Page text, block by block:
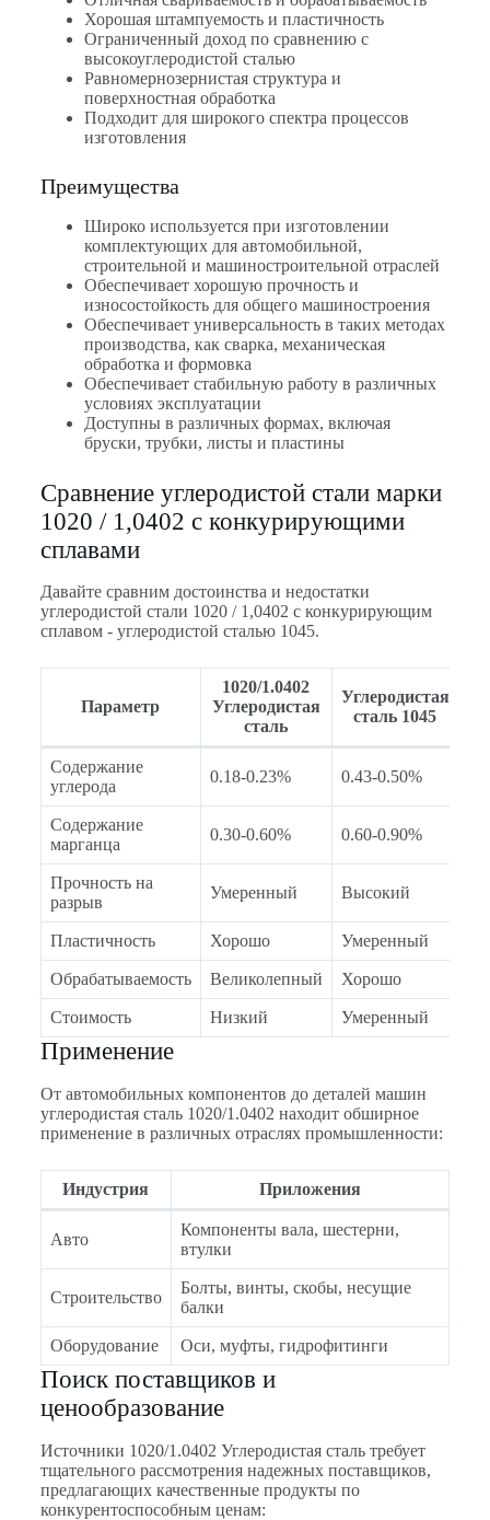
Хорошая штампуемость и пластичность
Ограниченный доход по сравнению с
высокоуглеродистой сталью
Равномернозернистая структура и
поверхностная обработка
Подходит для широкого спектра процессов
изготовления
Преимущества
Широко используется при изготовлении
комплектующих для автомобильной,
строительной и машиностроительной отраслей
Обеспечивает хорошую прочность и
износостойкость для общего машиностроения
Обеспечивает универсальность в таких методах
производства, как сварка, механическая
обработка и формовка
Обеспечивает стабильную работу в различных
условиях эксплуатации
Доступны в различных формах, включая
бруски, трубки, листы и пластины
Сравнение углеродистой стали марки
1020 / 1,0402 с конкурирующими
сплавами
Давайте сравним достоинства и недостатки
углеродистой стали 1020 / 1,0402 с конкурирующим
сплавом - углеродистой сталью 1045.
Параметр
1020/1.0402
Углеродистая
сталь
Углеродистая
сталь 1045
Содержание
углерода
0.18-0.23% 0.43-0.50%
Содержание
марганца
0.30-0.60% 0.60-0.90%
Прочность на
разрыв
Умеренный Высокий
Пластичность Хорошо Умеренный
Обрабатываемость Великолепный Хорошо
Стоимость Низкий Умеренный
Применение
От автомобильных компонентов до деталей машин
углеродистая сталь 1020/1.0402 находит обширное
применение в различных отраслях промышленности:
Индустрия Приложения
Авто
Компоненты вала, шестерни,
втулки
Строительство
Болты, винты, скобы, несущие
балки
Оборудование Оси, муфты, гидрофитинги
Поиск поставщиков и
ценообразование
Источники 1020/1.0402 Углеродистая сталь требует
тщательного рассмотрения надежных поставщиков,
предлагающих качественные продукты по
конкурентоспособным ценам: